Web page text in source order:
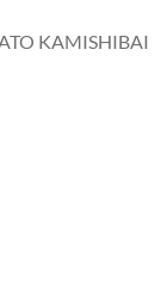
KAMISHIBAI